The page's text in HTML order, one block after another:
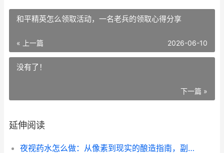
和平精英怎么领取活动，一名老兵的领取心得分享
« 上一篇 2026-06-10
没有了！
下一篇 »
延伸阅读
夜视药水怎么做：从像素到现实的酿造指南，副标题：一位老玩家的材料收集与合成心得